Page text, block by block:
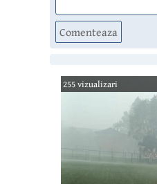
Comenteaza
255 vizualizari